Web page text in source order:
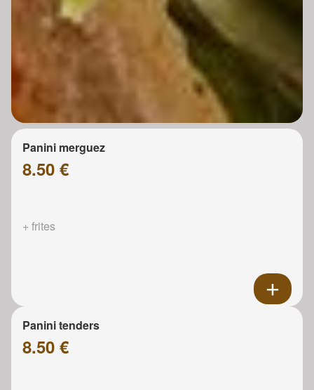
Panini merguez
8.50 €
+ frites
Panini tenders
8.50 €